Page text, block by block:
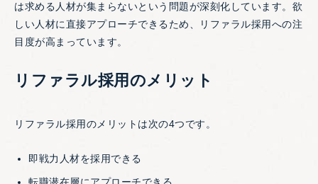
は求める人材が集まらないという問題が深刻化しています。欲
しい人材に直接アプローチできるため、リファラル採用への注
目度が高まっています。
リファラル採用のメリット
リファラル採用のメリットは次の4つです。
即戦力人材を採用できる